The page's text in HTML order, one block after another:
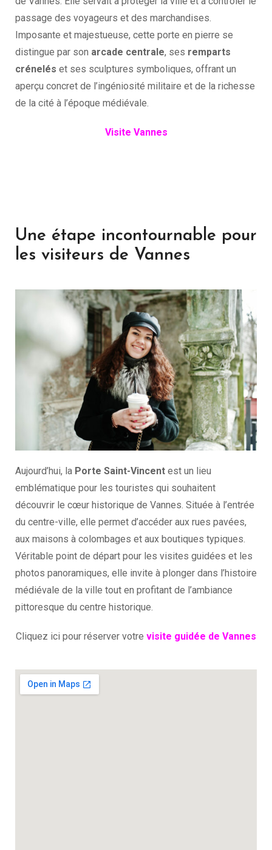
passage des voyageurs et des marchandises.
Imposante et majestueuse, cette porte en pierre se
distingue par son arcade centrale, ses remparts
crénelés et ses sculptures symboliques, offrant un
aperçu concret de l’ingéniosité militaire et de la richesse
de la cité à l’époque médiévale.
Visite Vannes
Une étape incontournable pour
les visiteurs de Vannes
Aujourd’hui, la Porte Saint-Vincent est un lieu
emblématique pour les touristes qui souhaitent
découvrir le cœur historique de Vannes. Située à l’entrée
du centre-ville, elle permet d’accéder aux rues pavées,
aux maisons à colombages et aux boutiques typiques.
Véritable point de départ pour les visites guidées et les
photos panoramiques, elle invite à plonger dans l’histoire
médiévale de la ville tout en profitant de l’ambiance
pittoresque du centre historique.
Cliquez ici pour réserver votre visite guidée de Vannes